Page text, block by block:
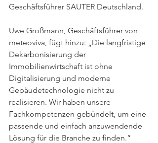
Geschäftsführer SAUTER Deutschland.
Uwe Großmann, Geschäftsführer von
meteoviva, fügt hinzu: „Die langfristige
Dekarbonisierung der
Immobilienwirtschaft ist ohne
Digitalisierung und moderne
Gebäudetechnologie nicht zu
realisieren. Wir haben unsere
Fachkompetenzen gebündelt, um eine
passende und einfach anzuwendende
Lösung für die Branche zu finden.“